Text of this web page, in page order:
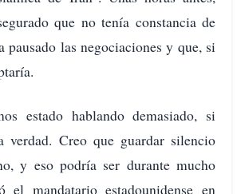
que no tenía constancia de
pausado las negociaciones y que, si
estado hablando demasiado, si
verdad. Creo que guardar silencio
y eso podría ser durante mucho
el mandatario estadounidense en